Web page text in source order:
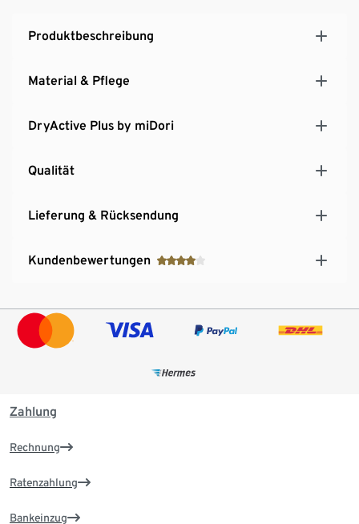
Produktbeschreibung
Material & Pflege
DryActive Plus by miDori
Qualität
Lieferung & Rücksendung
Kundenbewertungen
Zahlung
Rechnung
Ratenzahlung
Bankeinzug